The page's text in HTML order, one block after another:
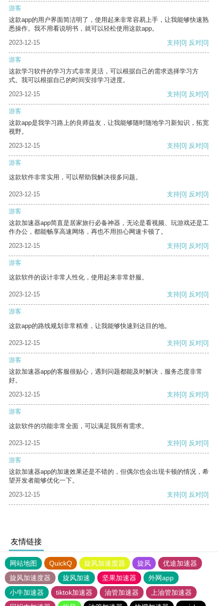
游客
这款app的用户界面简洁明了，使用起来非常容易上手，让我能够快速熟
悉操作。我不用看说明书，就可以轻松使用这款app。
2023-12-15
支持[0] 反对[0]
游客
这款学习软件的学习方式非常灵活，可以根据自己的需求选择学习方
式。我可以根据自己的时间安排学习进度。
2023-12-15
支持[0] 反对[0]
游客
这款app是我学习路上的良师益友，让我能够随时随地学习新知识，拓宽
视野。
2023-12-15
支持[0] 反对[0]
游客
这款软件非常实用，可以帮助我解决很多问题。
2023-12-15 支持[0] 反对[0]
游客
这款加速器app简直是居家旅行必备神器，无论是看视频、玩游戏还是工
作办公，都能畅享高速网络，再也不用担心网速卡顿了。
2023-12-15
支持[0] 反对[0]
游客
这款软件的设计非常人性化，使用起来非常舒服。
2023-12-15 支持[0] 反对[0]
游客
这款app的路线规划非常精准，让我能够快速到达目的地。
2023-12-15 支持[0] 反对[0]
游客
这款加速器app的客服很贴心，遇到问题都能及时解决，服务态度非常
好。
2023-12-15
支持[0] 反对[0]
游客
这款软件的功能非常全面，可以满足我所有需求。
2023-12-15 支持[0] 反对[0]
游客
这款加速器app的加速效果还是不错的，但偶尔也会出现卡顿的情况，希
望开发者能够优化一下。
2023-12-15
支持[0] 反对[0]
友情链接
网站地图 QuickQ 旋风加速度器 旋风
优途加速器
旋风加速度器
旋风加速 坚果加速器
外网app
小牛加速器
tiktok加速器 油管加速器
上油管加速器